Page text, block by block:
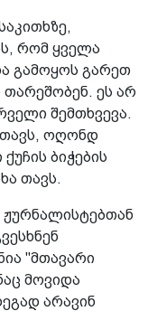
რომ ყველა
გამოყოს გარეთ
თარეშობენ. ეს არ
შემთხვევა.
თავს, ოღონდ
ბიჭების
თავს.
ჟურნალისტებთან
"მთავარი
მოვიდა
არავინ